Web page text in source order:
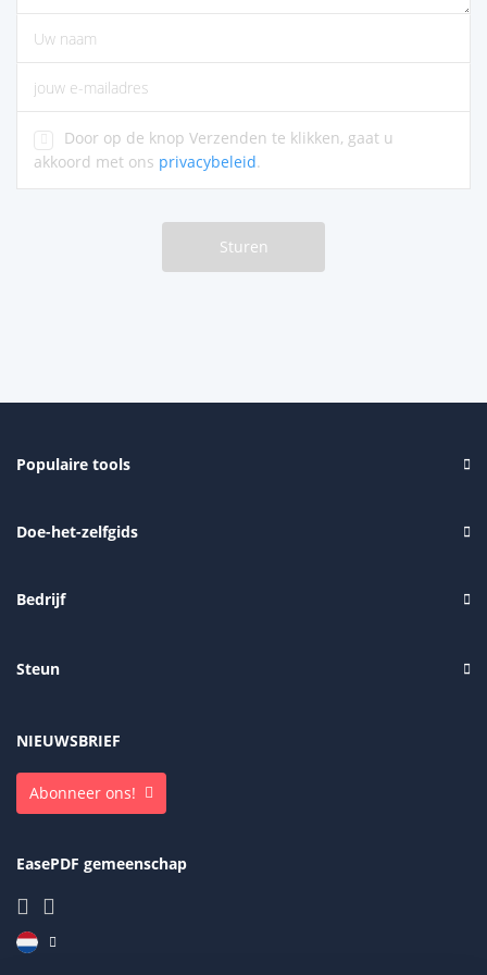
voer alstublieft opmerkingen in
vul alstublieft uw naam in
Voer het juiste e-mailadres in
Door op de knop Verzenden te klikken, gaat u
akkoord met ons privacybeleid.
Sturen
Populaire tools
Doe-het-zelfgids
Bedrijf
Steun
NIEUWSBRIEF
Abonneer ons!
EasePDF gemeenschap